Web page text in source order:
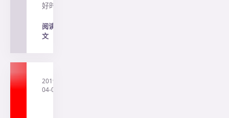
好时…
阅读全
文
2019-
04-04